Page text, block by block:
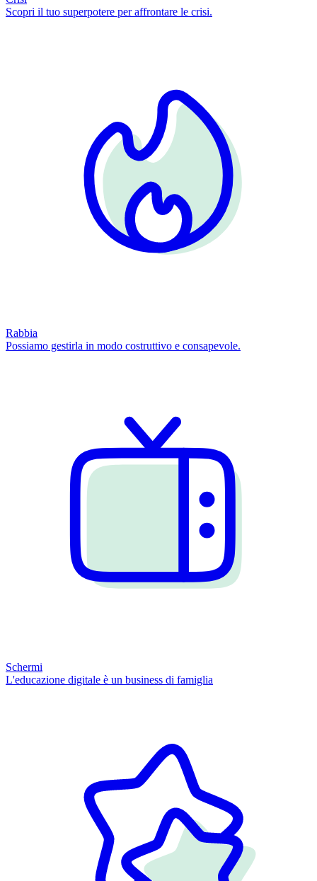
Scopri il tuo superpotere per affrontare le crisi.
Rabbia
Possiamo gestirla in modo costruttivo e consapevole.
Schermi
L'educazione digitale è un business di famiglia